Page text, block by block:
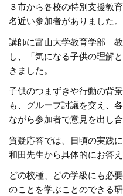
３市から各校の特別支援教
名近い参加者がありました。
講師に富山大学教育学部
し、「気になる子供の理解
きました。
子供のつまずきや行動の背
も、グループ討議を交え、
ながら参加者で意見を出し
質疑応答では、日頃の実践
和田先生から具体的にお答
どの校種、どの学級にも必
のことを学ぶことのできる